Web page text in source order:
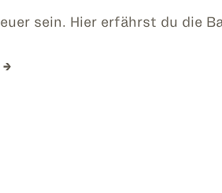
sein. Hier erfährst du die
→